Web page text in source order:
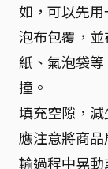
如，可以先
泡布包覆，
紙、氣泡袋
撞。
填充空隙，減
應注意將商
輸過程中晃